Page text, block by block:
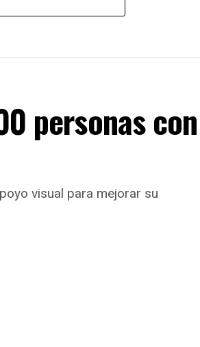
personas con
visual para mejorar su